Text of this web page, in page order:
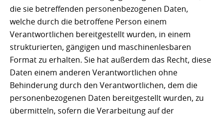
die sie betreffenden personenbezogenen Daten,
welche durch die betroffene Person einem
Verantwortlichen bereitgestellt wurden, in einem
strukturierten, gängigen und maschinenlesbaren
Format zu erhalten. Sie hat außerdem das Recht, diese
Daten einem anderen Verantwortlichen ohne
Behinderung durch den Verantwortlichen, dem die
personenbezogenen Daten bereitgestellt wurden, zu
übermitteln, sofern die Verarbeitung auf der